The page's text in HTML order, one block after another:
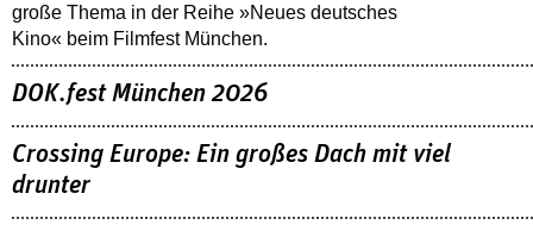
große Thema in der Reihe »Neues deutsches
Kino« beim Filmfest München.
DOK.fest München 2026
Crossing Europe: Ein großes Dach mit viel
drunter